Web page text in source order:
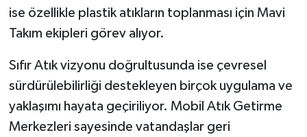
ise özellikle plastik atıkların toplanması için Mavi
Takım ekipleri görev alıyor.
Sıfır Atık vizyonu doğrultusunda ise çevresel
sürdürülebilirliği destekleyen birçok uygulama ve
yaklaşımı hayata geçiriliyor. Mobil Atık Getirme
Merkezleri sayesinde vatandaşlar geri